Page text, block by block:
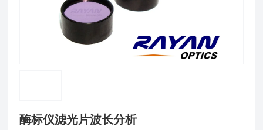
酶标仪滤光片波长分析